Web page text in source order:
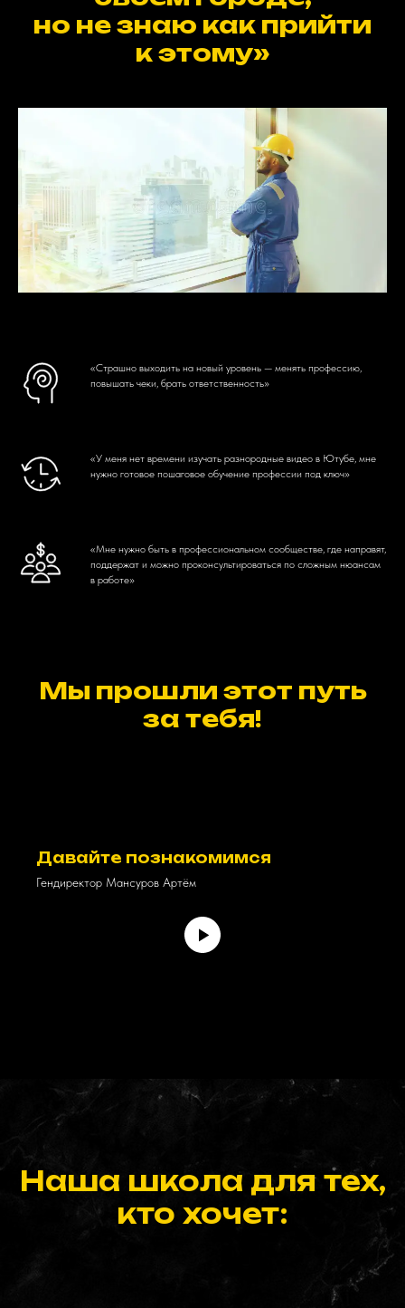
но не знаю как прийти
к этому»
«Страшно выходить на новый уровень — менять профессию,
повышать чеки, брать ответственность»
«У меня нет времени изучать разнородные видео в Ютубе, мне
нужно готовое пошаговое обучение профессии под ключ»
«Мне нужно быть в профессиональном сообществе, где направят,
поддержат и можно проконсультироваться по сложным нюансам
в работе»
Мы прошли этот путь
за тебя!
Давайте познакомимся
Гендиректор Мансуров Артём
Наша школа для тех,
кто хочет: